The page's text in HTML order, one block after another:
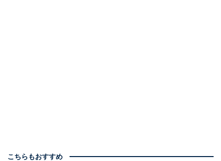
こちらもおすすめ